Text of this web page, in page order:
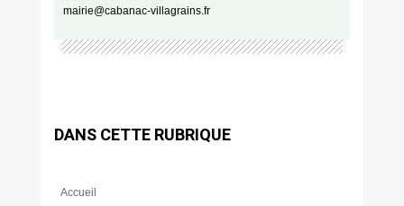
mairie@cabanac-villagrains.fr
DANS CETTE RUBRIQUE
Accueil